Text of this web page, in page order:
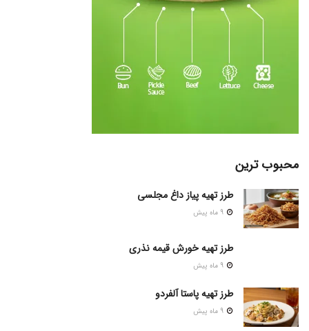
محبوب ترین
طرز تهیه پیاز داغ مجلسی
طرز تهیه خورش قیمه نذری
طرز تهیه پاستا آلفردو